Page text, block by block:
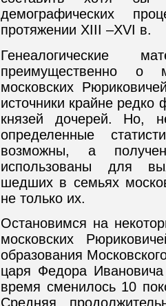
демографических
протяжении XIII –XVI в.
Генеалогические
преимущественно о
московских
источники крайне редко
князей дочерей. Но,
определенные
возможны, а
использованы для
шедших в семьях
не только их.
Остановимся на
московских
образования
царя Федора
время сменилось 10
Средняя